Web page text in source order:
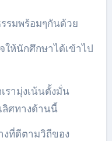
รมพร้อมๆกันด้วย
ให้นักศึกษาได้เข้าไป
รามุ่งเน้นตั้งมั่น
ลิศทางด้านนี้
ที่ดีตามวิถีของ